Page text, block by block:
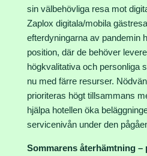
sin välbehövliga resa mot
Zaplox digitala/mobila
efterdyningarna av pandemin
position, där de behöver
högkvalitativa och personliga
nu med färre resurser.
prioriteras högt tillsammans
hjälpa hotellen öka
servicenivån under den
Sommarens återhämtning –